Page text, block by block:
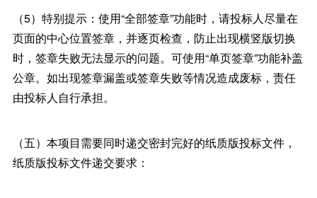
（5）特别提示：使用“全部签章”功能时，请投标人尽量在
页面的中心位置签章，并逐页检查，防止出现横竖版切换
时，签章失败无法显示的问题。可使用“单页签章”功能补盖
公章。如出现签章漏盖或签章失败等情况造成废标，责任
由投标人自行承担。
（五）本项目需要同时递交密封完好的纸质版投标文件，
纸质版投标文件递交要求：